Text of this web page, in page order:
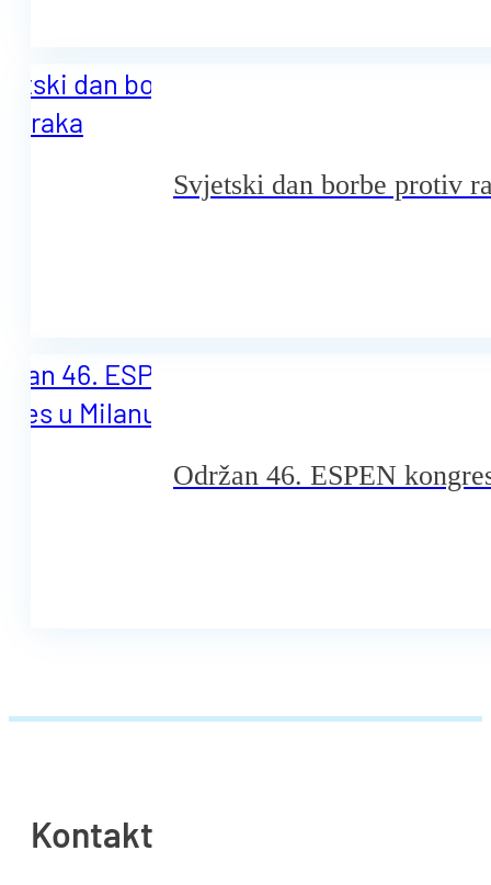
Svjetski dan borbe protiv
Održan 46. ESPEN
Kontakt